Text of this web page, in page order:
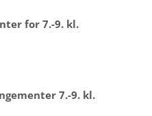
for 7.-9. kl.
7.-9. kl.